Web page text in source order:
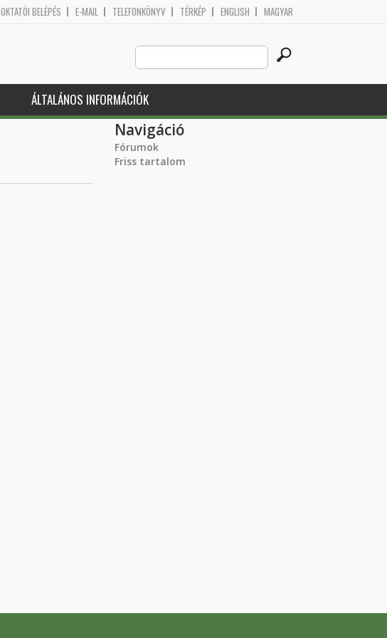
OKTATÓI BELÉPÉS E-MAIL TELEFONKÖNYV TÉRKÉP ENGLISH MAGYAR
Search
this
site
ÁLTALÁNOS INFORMÁCIÓK
Navigáció
Fórumok
Friss tartalom